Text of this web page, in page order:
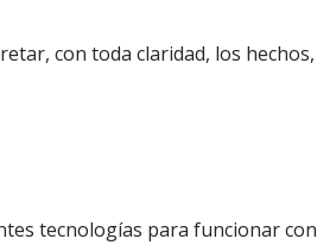
con toda claridad, los
tecnologías para funcionar